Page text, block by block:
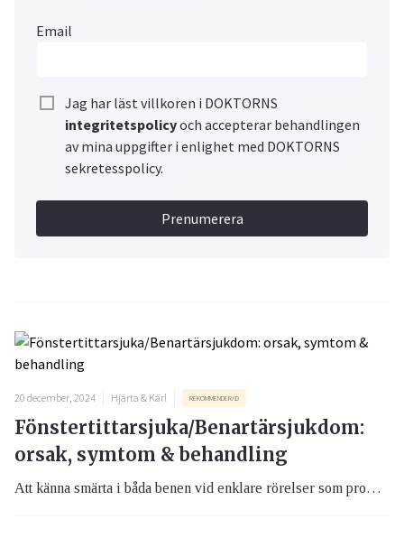
Email
Jag har läst villkoren i DOKTORNS
integritetspolicyoch accepterar behandlingen
av mina uppgifter i enlighet med DOKTORNS
sekretesspolicy.
Prenumerera
20 december, 2024 Hjärta & Kärl REKOMMENDERAD
Fönstertittarsjuka/Benartärsjukdom:
orsak, symtom & behandling
Att känna smärta i båda benen vid enklare rörelser som promenader är ett typiskt symtom vid claudicatio intermittens, känt som fönstertittarsjukan, och är en benartärsjukdom. För dig som är drabbad finns det hjälp att få för självklart ska man inte leva med smärta.